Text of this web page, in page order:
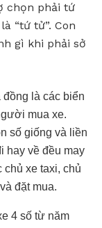
chọn phải tứ
“tứ tử”. Con
gì khi phải sở
là các biển
mua xe.
số giống và liền
hay về đều may
chủ xe taxi, chủ
đặt mua.
4 số từ năm